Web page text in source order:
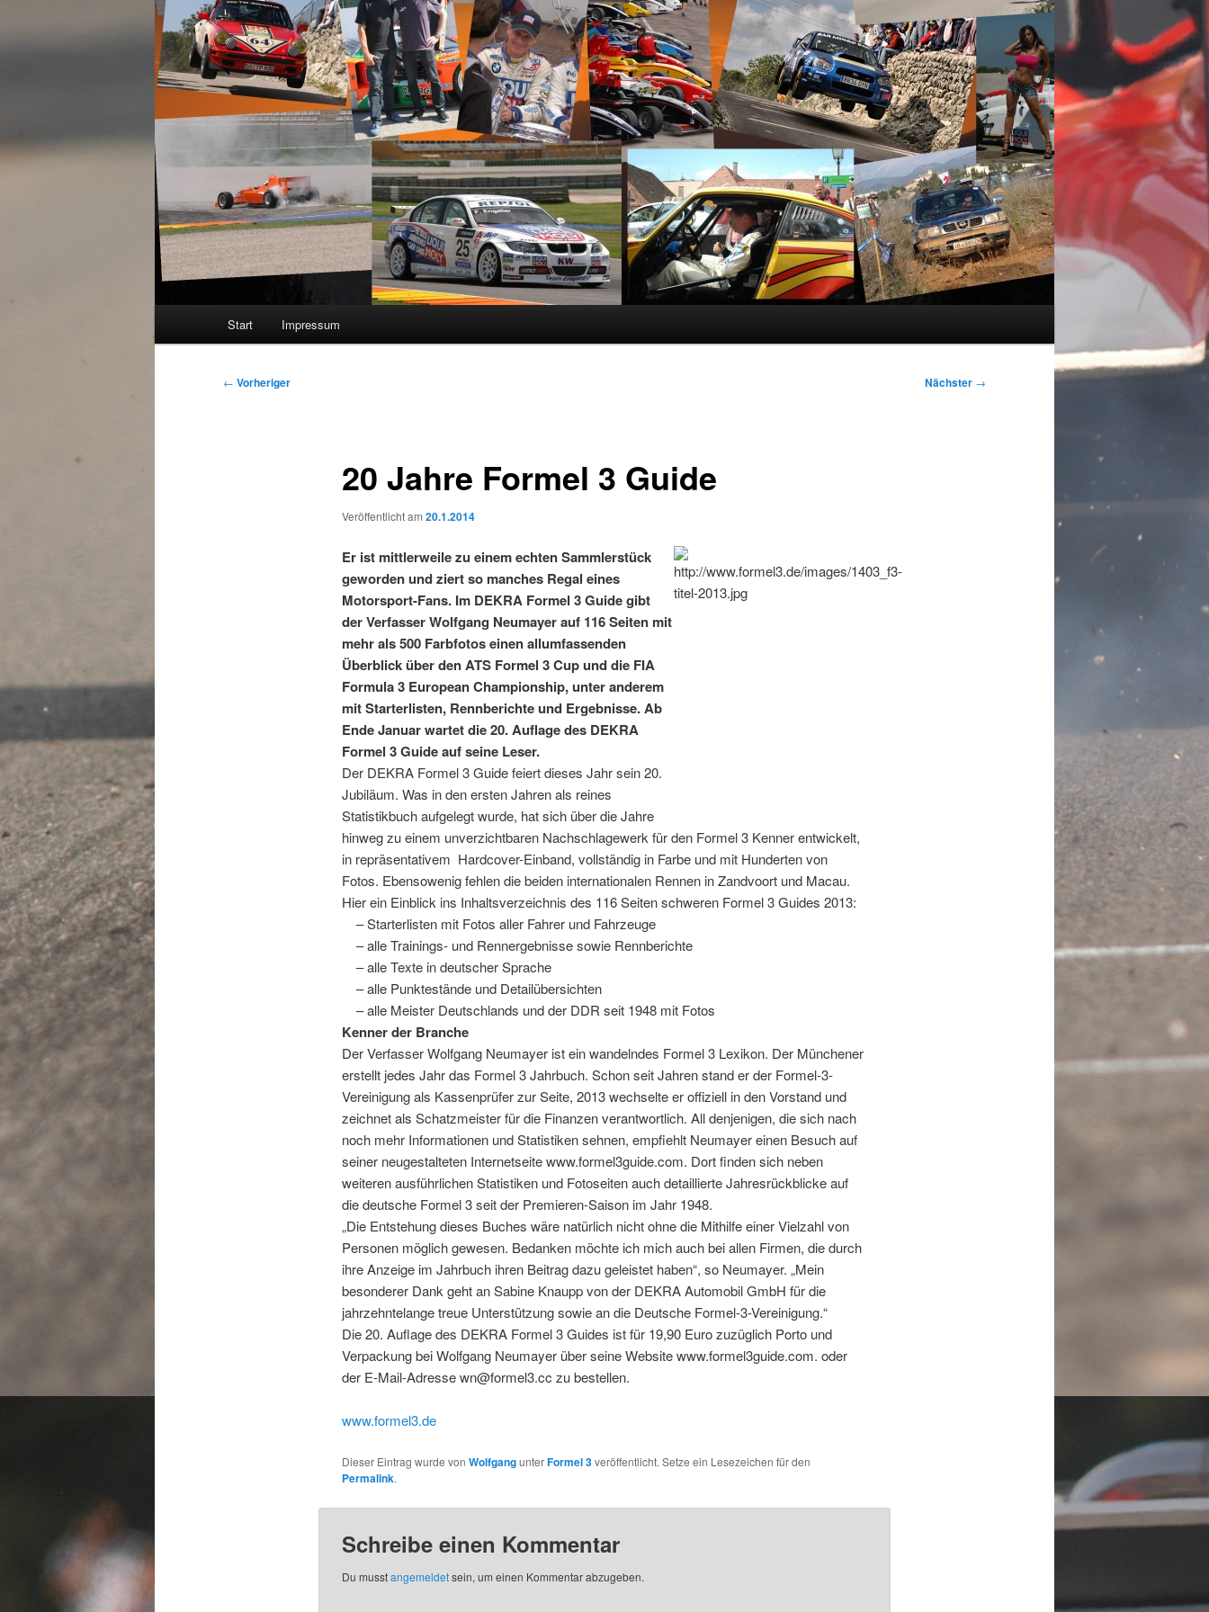
Start Impressum
Beitragsnavigation
← Vorheriger Nächster →
20 Jahre Formel 3 Guide
Veröffentlicht am 20.1.2014
Er ist mittlerweile zu einem echten Sammlerstück
geworden und ziert so manches Regal eines
Motorsport-Fans. Im DEKRA Formel 3 Guide gibt
der Verfasser Wolfgang Neumayer auf 116 Seiten mit
mehr als 500 Farbfotos einen allumfassenden
Überblick über den ATS Formel 3 Cup und die FIA
Formula 3 European Championship, unter anderem
mit Starterlisten, Rennberichte und Ergebnisse. Ab
Ende Januar wartet die 20. Auflage des DEKRA
Formel 3 Guide auf seine Leser.
Der DEKRA Formel 3 Guide feiert dieses Jahr sein 20.
Jubiläum. Was in den ersten Jahren als reines
Statistikbuch aufgelegt wurde, hat sich über die Jahre
hinweg zu einem unverzichtbaren Nachschlagewerk für den Formel 3 Kenner entwickelt,
in repräsentativem Hardcover-Einband, vollständig in Farbe und mit Hunderten von
Fotos. Ebensowenig fehlen die beiden internationalen Rennen in Zandvoort und Macau.
Hier ein Einblick ins Inhaltsverzeichnis des 116 Seiten schweren Formel 3 Guides 2013:
– Starterlisten mit Fotos aller Fahrer und Fahrzeuge
– alle Trainings- und Rennergebnisse sowie Rennberichte
– alle Texte in deutscher Sprache
– alle Punktestände und Detailübersichten
– alle Meister Deutschlands und der DDR seit 1948 mit Fotos
Kenner der Branche
Der Verfasser Wolfgang Neumayer ist ein wandelndes Formel 3 Lexikon. Der Münchener
erstellt jedes Jahr das Formel 3 Jahrbuch. Schon seit Jahren stand er der Formel-3-
Vereinigung als Kassenprüfer zur Seite, 2013 wechselte er offiziell in den Vorstand und
zeichnet als Schatzmeister für die Finanzen verantwortlich. All denjenigen, die sich nach
noch mehr Informationen und Statistiken sehnen, empfiehlt Neumayer einen Besuch auf
seiner neugestalteten Internetseite www.formel3guide.com. Dort finden sich neben
weiteren ausführlichen Statistiken und Fotoseiten auch detaillierte Jahresrückblicke auf
die deutsche Formel 3 seit der Premieren-Saison im Jahr 1948.
„Die Entstehung dieses Buches wäre natürlich nicht ohne die Mithilfe einer Vielzahl von
Personen möglich gewesen. Bedanken möchte ich mich auch bei allen Firmen, die durch
ihre Anzeige im Jahrbuch ihren Beitrag dazu geleistet haben“, so Neumayer. „Mein
besonderer Dank geht an Sabine Knaupp von der DEKRA Automobil GmbH für die
jahrzehntelange treue Unterstützung sowie an die Deutsche Formel-3-Vereinigung.“
Die 20. Auflage des DEKRA Formel 3 Guides ist für 19,90 Euro zuzüglich Porto und
Verpackung bei Wolfgang Neumayer über seine Website www.formel3guide.com. oder
der E-Mail-Adresse wn@formel3.cc zu bestellen.
www.formel3.de
Dieser Eintrag wurde von WolfgangunterFormel 3veröffentlicht. Setze ein Lesezeichen für den
Permalink.
Schreibe einen Kommentar
Du musstangemeldetsein, um einen Kommentar abzugeben.